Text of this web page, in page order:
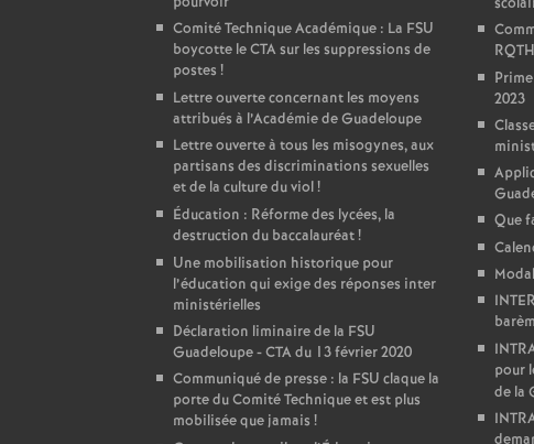
c
o
n
d
d
e
g
r
Comité Technique Académique : La FSU
boycotte le CTA sur les suppressions de
postes !
Lettre ouverte concernant les moyens
attribués à l’Académie de Guadeloupe
Lettre ouverte à tous les misogynes, aux
partisans des discriminations sexuelles
et de la culture du viol!
Éducation : Réforme des lycées, la
destruction du baccalauréat!
Une mobilisation historique pour
l’éducation qui exige des réponses inter
ministérielles
Déclaration liminaire de la FSU
Guadeloupe - CTA du 13 février 2020
Communiqué de presse : la FSU claque la
porte du Comité Technique et est plus
mobilisée que jamais !
2023
Que
pour
de la